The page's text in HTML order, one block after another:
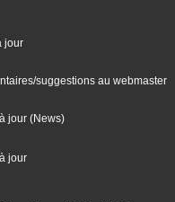
jour
suggestions au webmaster
jour (News)
jour